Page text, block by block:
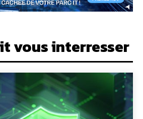
vous interresser